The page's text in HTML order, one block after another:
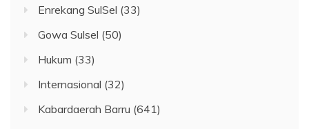
Enrekang SulSel (33)
Gowa Sulsel (50)
Hukum (33)
Internasional (32)
Kabardaerah Barru (641)